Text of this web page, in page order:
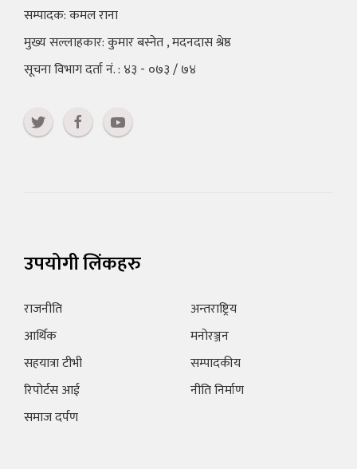
सम्पादक: कमल राना
मुख्य सल्लाहकार: कुमार बस्नेत , मदनदास श्रेष्ठ
सूचना विभाग दर्ता नं. : ४३ - ०७३ / ७४
उपयोगी लिंकहरु
राजनीति
आर्थिक
सहयात्रा टीभी
रिपोर्टस आई
समाज दर्पण
अन्तराष्ट्रिय
मनोरञ्जन
सम्पादकीय
नीति निर्माण